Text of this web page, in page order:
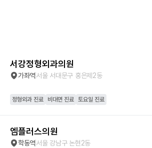
서강정형외과의원
가좌역서울 서대문구 홍은제2동
정형외과 진료 비대면 진료 토요일 진료
엠플러스의원
학동역서울 강남구 논현2동